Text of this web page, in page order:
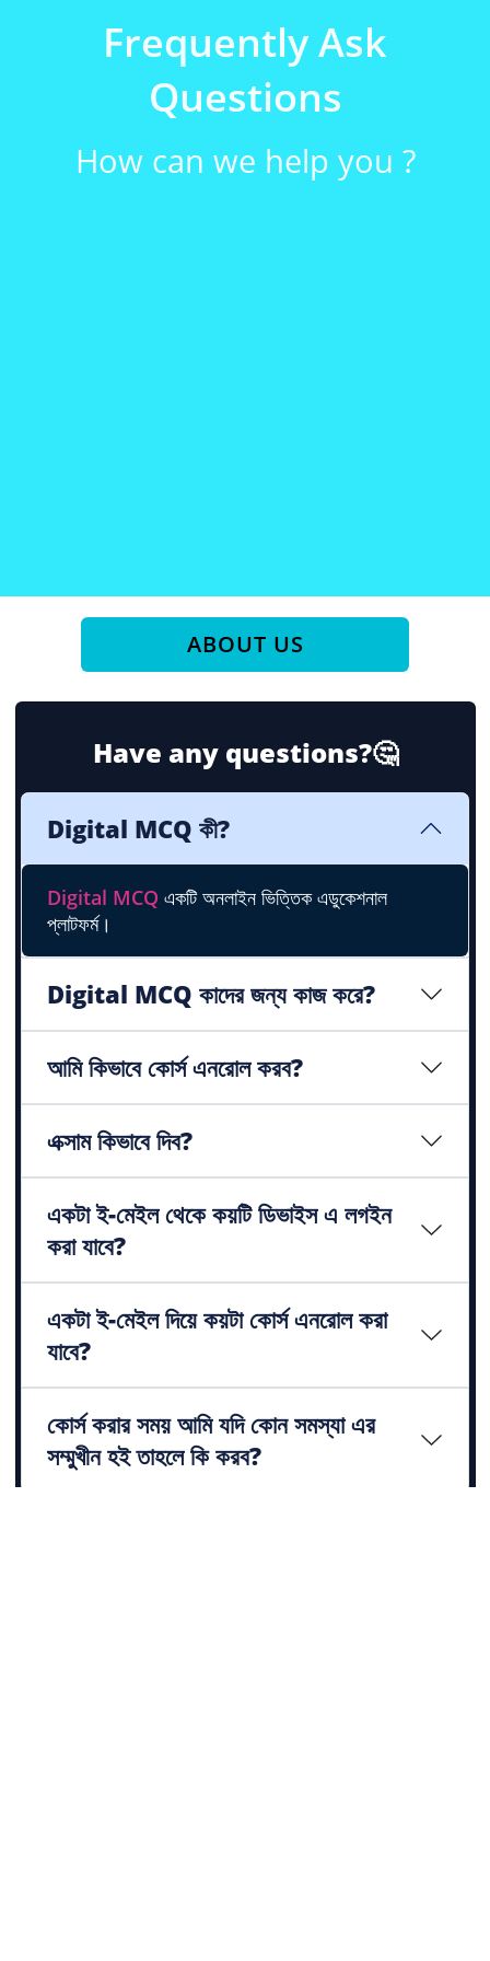
Frequently Ask
Questions
How can we help you ?
ABOUT US
Have any questions?🤔
Digital MCQ কী?
Digital MCQ একটি অনলাইন ভিত্তিক এডুকেশনাল
প্লাটফর্ম।
Digital MCQ কাদের জন্য কাজ করে?
আমি কিভাবে কোর্স এনরোল করব?
এক্সাম কিভাবে দিব?
একটা ই-মেইল থেকে কয়টি ডিভাইস এ লগইন
করা যাবে?
একটা ই-মেইল দিয়ে কয়টা কোর্স এনরোল করা
যাবে?
কোর্স করার সময় আমি যদি কোন সমস্যা এর
সম্মুখীন হই তাহলে কি করব?